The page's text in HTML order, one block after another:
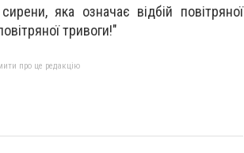
яка означає відбій повітряної
тривоги!"
про це редакцію